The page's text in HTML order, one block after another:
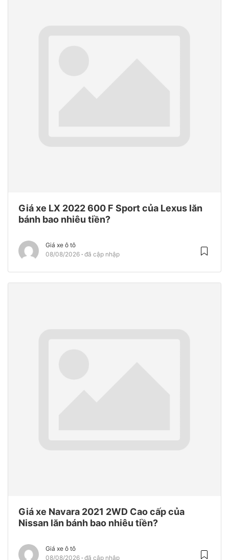
Giá xe LX 2022 600 F Sport của Lexus lăn
bánh bao nhiêu tiền?
Giá xe ô tô
08/08/2026 đã cập nhập
Giá xe Navara 2021 2WD Cao cấp của
Nissan lăn bánh bao nhiêu tiền?
Giá xe ô tô
08/08/2026 đã cập nhập